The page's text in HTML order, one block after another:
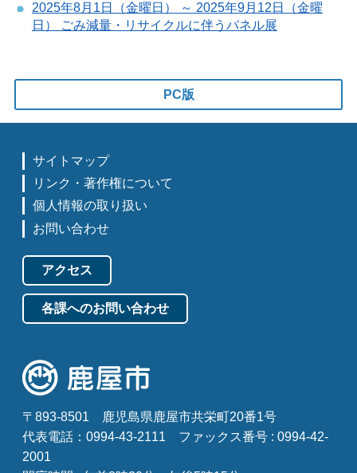
2025年8月1日（金曜日） ～ 2025年9月12日（金曜
日） ごみ減量・リサイクルに伴うパネル展
PC版
サイトマップ
リンク・著作権について
個人情報の取り扱い
お問い合わせ
アクセス
各課へのお問い合わせ
〒893-8501
鹿児島県鹿屋市共栄町20番1号
代表電話：0994-43-2111
ファックス番号 : 0994-42-
2001